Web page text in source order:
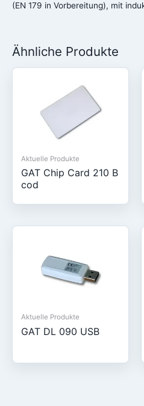
(EN 179 in Vorbereitung), mit
Ähnliche Produkte
Aktuelle Produkte
GAT Chip Card 210 B
cod
Aktuelle Produkte
GAT DL 090 USB